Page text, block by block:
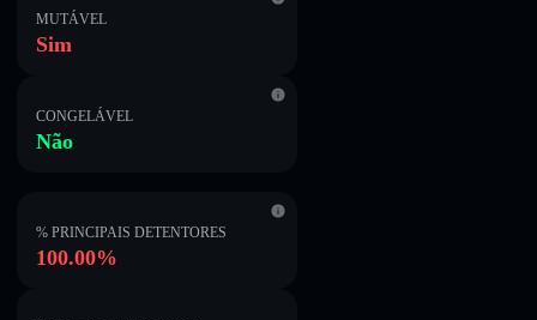
MUTÁVEL
Sim
CONGELÁVEL
Não
% PRINCIPAIS DETENTORES
100.00%